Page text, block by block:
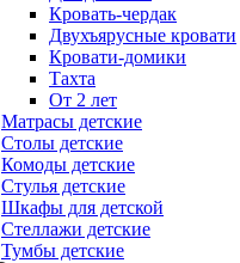
Кровать-чердак
Двухъярусные кровати
Кровати-домики
Тахта
От 2 лет
Матрасы детские
Столы детские
Комоды детские
Стулья детские
Шкафы для детской
Стеллажи детские
Тумбы детские